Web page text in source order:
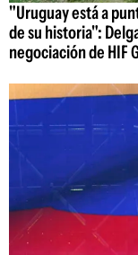
"Uruguay está a
de su historia":
negociación de HIF